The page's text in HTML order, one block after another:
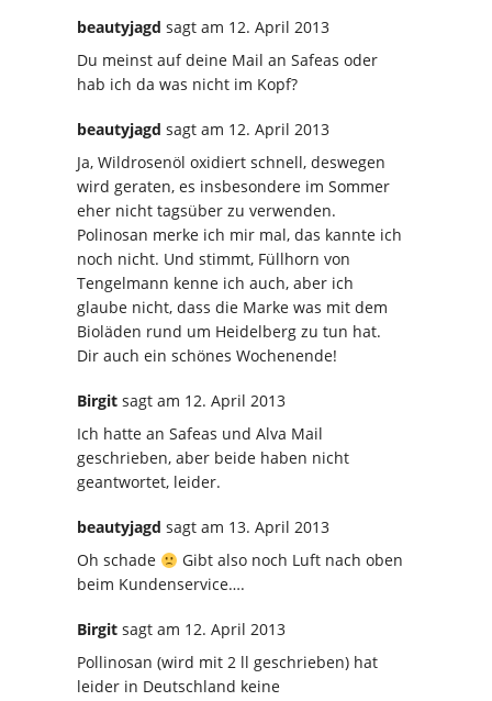
beautyjagd sagt am 12. April 2013
Du meinst auf deine Mail an Safeas oder
hab ich da was nicht im Kopf?
beautyjagd sagt am 12. April 2013
Ja, Wildrosenöl oxidiert schnell, deswegen
wird geraten, es insbesondere im Sommer
eher nicht tagsüber zu verwenden.
Polinosan merke ich mir mal, das kannte ich
noch nicht. Und stimmt, Füllhorn von
Tengelmann kenne ich auch, aber ich
glaube nicht, dass die Marke was mit dem
Bioläden rund um Heidelberg zu tun hat.
Dir auch ein schönes Wochenende!
Birgit sagt am 12. April 2013
Ich hatte an Safeas und Alva Mail
geschrieben, aber beide haben nicht
geantwortet, leider.
beautyjagd sagt am 13. April 2013
Oh schade
Gibt also noch Luft nach oben
beim Kundenservice….
Birgit sagt am 12. April 2013
Pollinosan (wird mit 2 ll geschrieben) hat
leider in Deutschland keine